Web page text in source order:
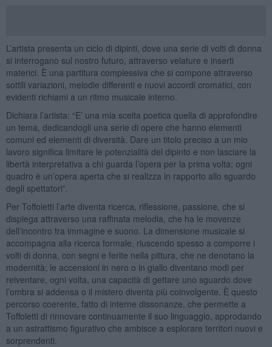
L’artista presenta un ciclo di dipinti, dove una serie di volti di donna
si interrogano sul nostro futuro, attraverso velature e inserti
materici. È una partitura complessiva che si compone attraverso
sottili variazioni, melodie differenti e nuovi accordi cromatici, con
evidenti richiami a un ritmo musicale interno.
Dichiara l’artista: “E’ una mia scelta poetica quella di approfondire
un tema, dedicandogli una serie di opere che hanno elementi
comuni ed elementi di diversità. Dare un titolo preciso a un mio
lavoro significa limitare le potenzialità del dipinto e non lasciare la
libertà interpretativa a chi guarda l’opera per la prima volta; ogni
quadro è un’opera aperta che si realizza in rapporto allo sguardo
degli spettatori”.
Per Toffoletti l’arte diventa ricerca, riflessione, passione, che si
dispiega attraverso una raffinata melodia, che ha le movenze
dell’incontro tra immagine e suono. La dimensione musicale si
accompagna alla ricerca formale, riuscendo spesso a comporre i
volti di donna, con segni e ferite nella pittura, che ne denotano la
modernità; le accensioni in nero o in giallo diventano modi per
reiventare, ogni volta, una capacità di gettare uno sguardo dove
l’ombra si addensa o il mistero diventa più coinvolgente. È questo
percorso coerente, fatto di interne dissonanze, che permette a
Toffoletti di rinnovare continuamente il suo linguaggio, approdando
a un astrattismo figurativo che ambisce a esplorare territori nuovi e
sorprendenti.